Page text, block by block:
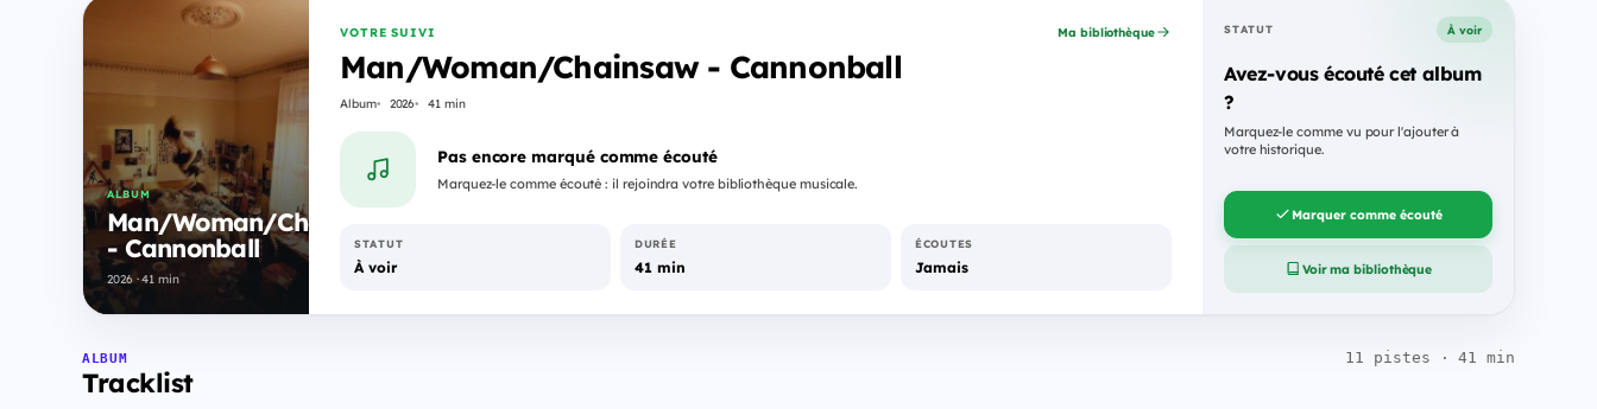
ALBUM
Man/Woman/Chainsaw
- Cannonball
2026 · 41 min
VOTRE SUIVI
Man/Woman/Chainsaw - Cannonball
Album 2026 41 min
Ma bibliothèque
Pas encore marqué comme écouté
Marquez-le comme écouté : il rejoindra votre bibliothèque musicale.
STATUT
À voir
DURÉE
41 min
ÉCOUTES
Jamais
STATUT À voir
Avez-vous écouté cet album
?
Marquez-le comme vu pour l'ajouter à
votre historique.
Marquer comme écouté
Voir ma bibliothèque
ALBUM
Tracklist
11 pistes · 41 min